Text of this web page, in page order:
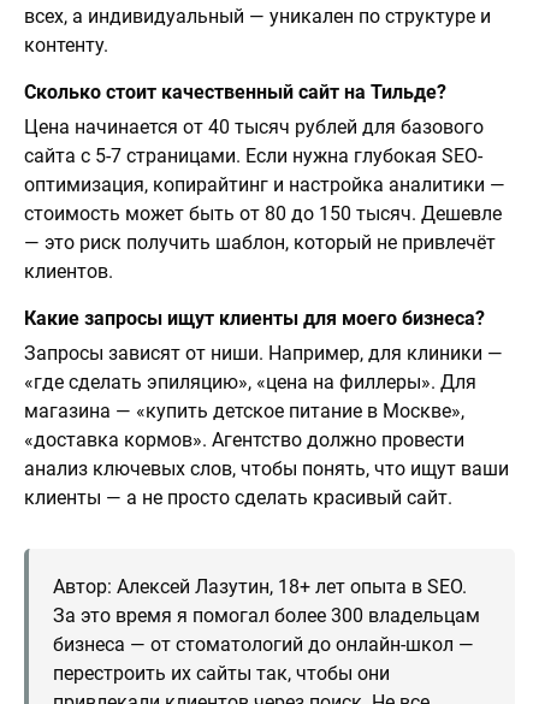
всех, а индивидуальный — уникален по структуре и
контенту.
Сколько стоит качественный сайт на Тильде?
Цена начинается от 40 тысяч рублей для базового
сайта с 5-7 страницами. Если нужна глубокая SEO-
оптимизация, копирайтинг и настройка аналитики —
стоимость может быть от 80 до 150 тысяч. Дешевле
— это риск получить шаблон, который не привлечёт
клиентов.
Какие запросы ищут клиенты для моего бизнеса?
Запросы зависят от ниши. Например, для клиники —
«где сделать эпиляцию», «цена на филлеры». Для
магазина — «купить детское питание в Москве»,
«доставка кормов». Агентство должно провести
анализ ключевых слов, чтобы понять, что ищут ваши
клиенты — а не просто сделать красивый сайт.
Автор: Алексей Лазутин, 18+ лет опыта в SEO.
За это время я помогал более 300 владельцам
бизнеса — от стоматологий до онлайн-школ —
перестроить их сайты так, чтобы они